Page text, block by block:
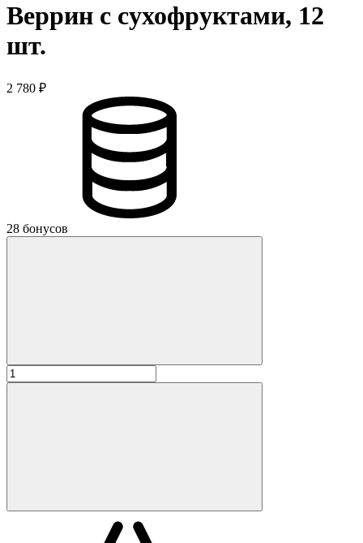
Веррин с сухофруктами, 12
шт.
2 780 ₽
28 бонусов